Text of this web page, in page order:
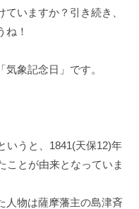
いますか？引き続き、
ね！
象記念日」です。
いうと、1841(天保12)年
ことが由来となっていま
人物は薩摩藩主の島津斉